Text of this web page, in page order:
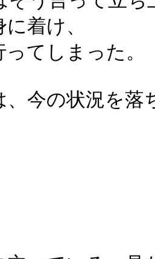
着け、
てしまった。
、今の状況を